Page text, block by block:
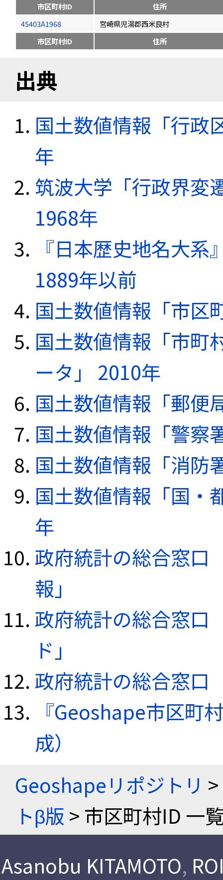
市区町村ID
住所
45403A1968
宮崎県児湯郡西米良村
市区町村ID
住所
出典
国土数値情報「行政
年
筑波大学「行政界変
1968年
『日本歴史地名大
1889年以前
国土数値情報「市区
国土数値情報「市町
ータ」 2010年
国土数値情報「郵便
国土数値情報「警察
国土数値情報「消防
国土数値情報「国・
年
政府統計の総合窓口
報」
政府統計の総合窓口
ド」
政府統計の総合窓口
『Geoshape市区町
成）
Geoshapeリポジトリ >
トβ版 > 市区町村ID 一
Asanobu KITAMOTO,